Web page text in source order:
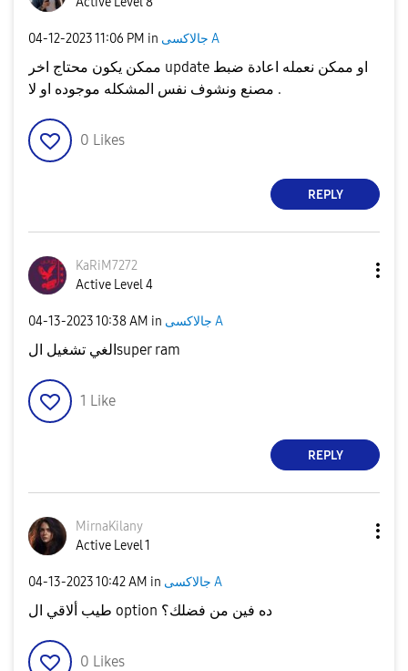
‎04-12-202311:06 PM in جالاكسى A
ممكن يكون محتاج اخر update او ممكن نعمله اعادة ضبط
مصنع ونشوف نفس المشكله موجوده او لا .
0 Likes
REPLY
KaRiM7272
Active Level 4
‎04-13-202310:38 AM in جالاكسى A
الغي تشغيل الsuper ram
1 Like
REPLY
MirnaKilany
Active Level 1
‎04-13-202310:42 AM in جالاكسى A
طيب ألاقي ال option ده فين من فضلك؟
0 Likes